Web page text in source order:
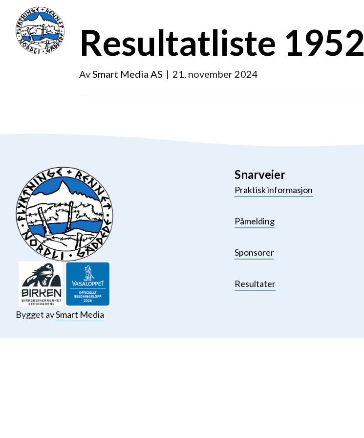
Resultatliste 1952
AvSmart Media AS | 21. november 2024
Snarveier
Praktisk informasjon
Påmelding
Sponsorer
Resultater
Bygget avSmart Media